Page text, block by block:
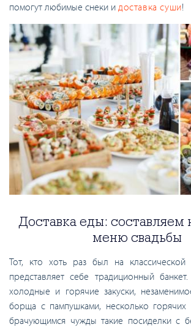
помогут любимые снеки и доставка суши!
Доставка еды: составляем
меню свадьбы
Тот, кто хоть раз был на
представляет себе традиционный
холодные и горячие закуски,
борща с пампушками, несколько
брачующимся чужды такие посиделки с